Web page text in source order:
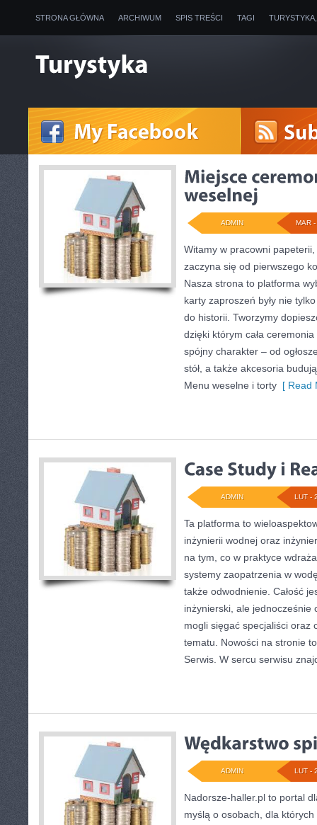
STRONA GŁÓWNA ARCHIWUM SPIS TREŚCI TAGI
MAR
ADMIN
Witamy w pracowni
zaczyna się od pierwszego
Nasza strona to platforma
karty zaproszeń były nie
do historii. Tworzymy
dzięki którym cała
spójny charakter – od
stół, a także akcesoria
Menu weselne i torty [ Read
LUT -
ADMIN
Ta platforma to
inżynierii wodnej oraz
na tym, co w praktyce
systemy zaopatrzenia w
także odwodnienie. Całość
inżynierski, ale jednocześnie
mogli sięgać specjaliści oraz
tematu. Nowości na stronie
Serwis. W sercu serwisu
LUT -
ADMIN
Nadorsze-haller.pl to portal
myślą o osobach, dla